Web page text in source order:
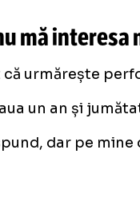
mă
urmărește
un an și
dar pe